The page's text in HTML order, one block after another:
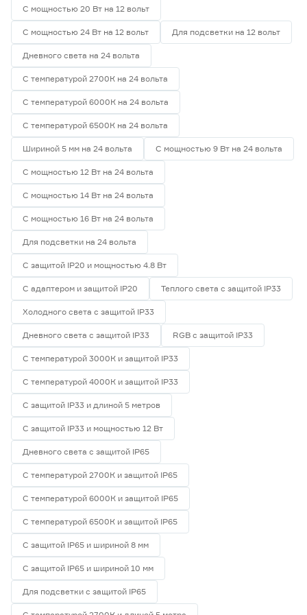
С мощностью 20 Вт на 12 вольт
С мощностью 24 Вт на 12 вольт Для подсветки на 12 вольт
Дневного света на 24 вольта
С температурой 2700К на 24 вольта
С температурой 6000К на 24 вольта
С температурой 6500К на 24 вольта
Шириной 5 мм на 24 вольта С мощностью 9 Вт на 24 вольта
С мощностью 12 Вт на 24 вольта
С мощностью 14 Вт на 24 вольта
С мощностью 16 Вт на 24 вольта
Для подсветки на 24 вольта
С защитой IP20 и мощностью 4.8 Вт
С адаптером и защитой IP20 Теплого света с защитой IP33
Холодного света с защитой IP33
Дневного света с защитой IP33 RGB с защитой IP33
С температурой 3000К и защитой IP33
С температурой 4000К и защитой IP33
С защитой IP33 и длиной 5 метров
С защитой IP33 и мощностью 12 Вт
Дневного света с защитой IP65
С температурой 2700К и защитой IP65
С температурой 6000К и защитой IP65
С температурой 6500К и защитой IP65
С защитой IP65 и шириной 8 мм
С защитой IP65 и шириной 10 мм
Для подсветки с защитой IP65